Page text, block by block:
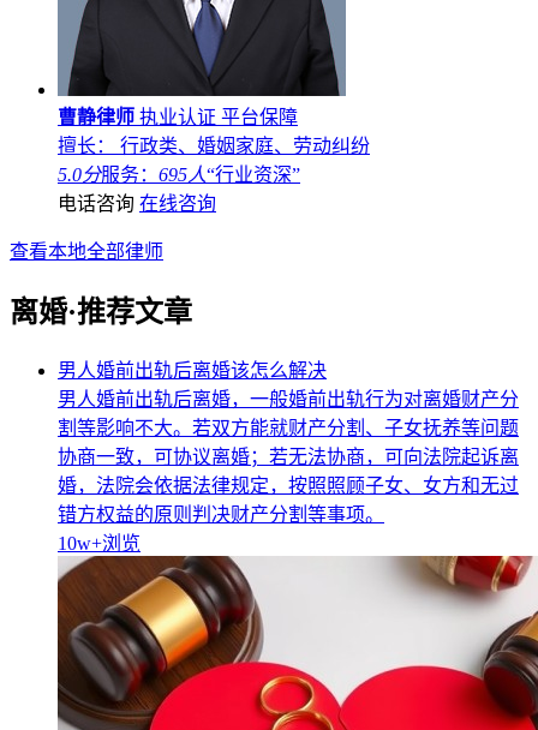
曹静律师 执业认证 平台保障
擅长： 行政类、婚姻家庭、劳动纠纷
5.0分服务： 695人“行业资深”
电话咨询 在线咨询
查看本地全部律师
离婚·推荐文章
男人婚前出轨后离婚该怎么解决
男人婚前出轨后离婚，一般婚前出轨行为对离婚财产分
割等影响不大。若双方能就财产分割、子女抚养等问题
协商一致，可协议离婚；若无法协商，可向法院起诉离
婚，法院会依据法律规定，按照照顾子女、女方和无过
错方权益的原则判决财产分割等事项。
10w+浏览